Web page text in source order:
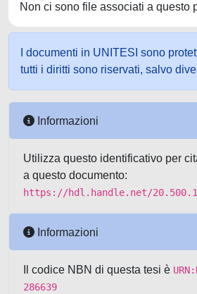
Non ci sono file associati a questo
I documenti in UNITESI sono
tutti i diritti sono riservati, salvo
Informazioni
Utilizza questo identificativo per
a questo documento:
https://hdl.handle.net/
Informazioni
Il codice NBN di questa tesi è
286639